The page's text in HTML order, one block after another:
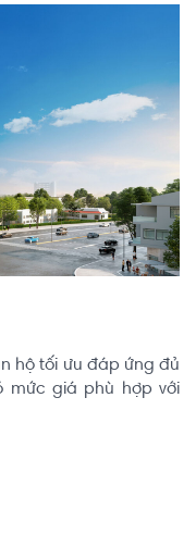
hộ tối ưu đáp ứng đủ
mức giá phù hợp với